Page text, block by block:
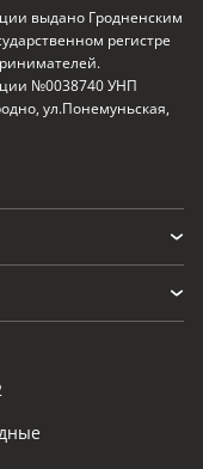
выдано Гродненским
регистре
№0038740 УНП
ул.Понемуньская,